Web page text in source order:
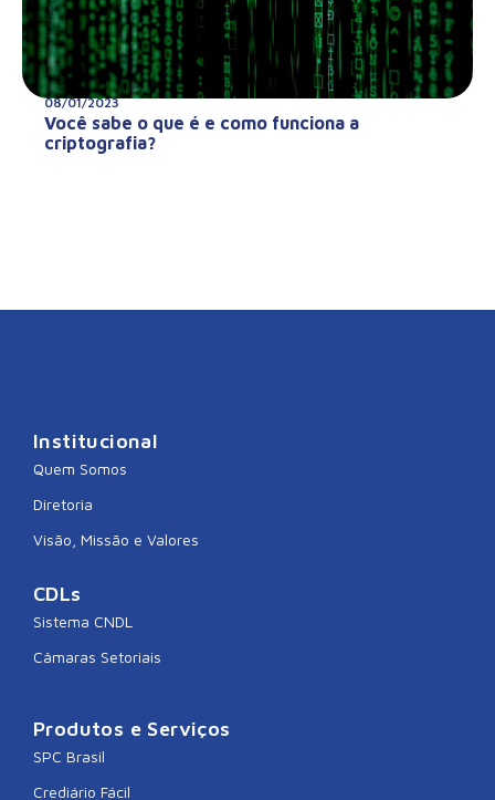
08/01/2023
Você sabe o que é e como funciona a
criptografia?
Institucional
Quem Somos
Diretoria
Visão, Missão e Valores
CDLs
Sistema CNDL
Câmaras Setoriais
Produtos e Serviços
SPC Brasil
Crediário Fácil